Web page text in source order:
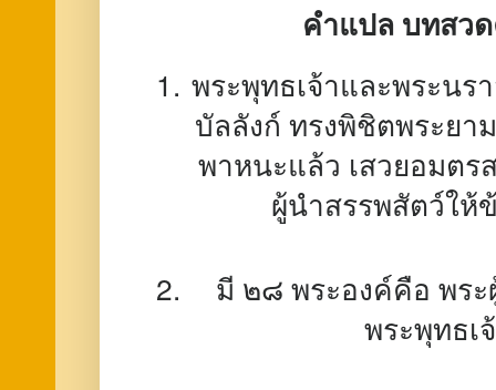
คำแปล บทสว
พระพุทธเจ้าและพระน
บัลลังก์ ทรงพิชิตพระยา
พาหนะแล้ว เสวยอมตร
ผู้นำสรรพสัตว์ให้
มี ๒๘ พระองค์คือ พร
พระพุทธ